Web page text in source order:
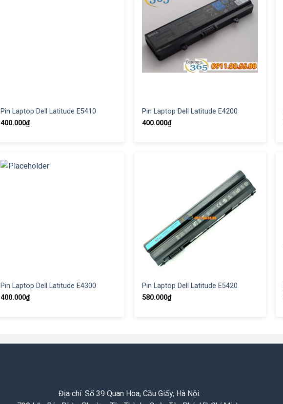
Pin Laptop Dell Latitude E5410
400.000₫
Pin Laptop Dell Latitude E4200
400.000₫
Pin Laptop Dell Latitude E4300
400.000₫
Pin Laptop Dell Latitude E5420
580.000₫
Địa chỉ: Số 39 Quan Hoa, Cầu Giấy, Hà Nội.